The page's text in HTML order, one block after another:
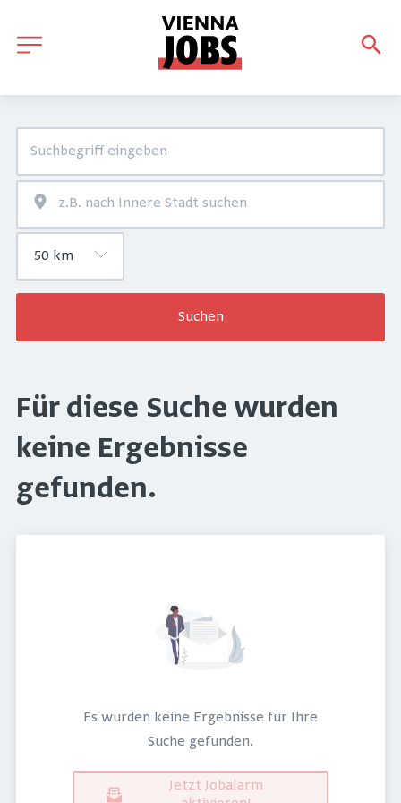
Suchen
Für diese Suche wurden
keine Ergebnisse
gefunden.
Es wurden keine Ergebnisse für Ihre
Suche gefunden.
Jetzt Jobalarm